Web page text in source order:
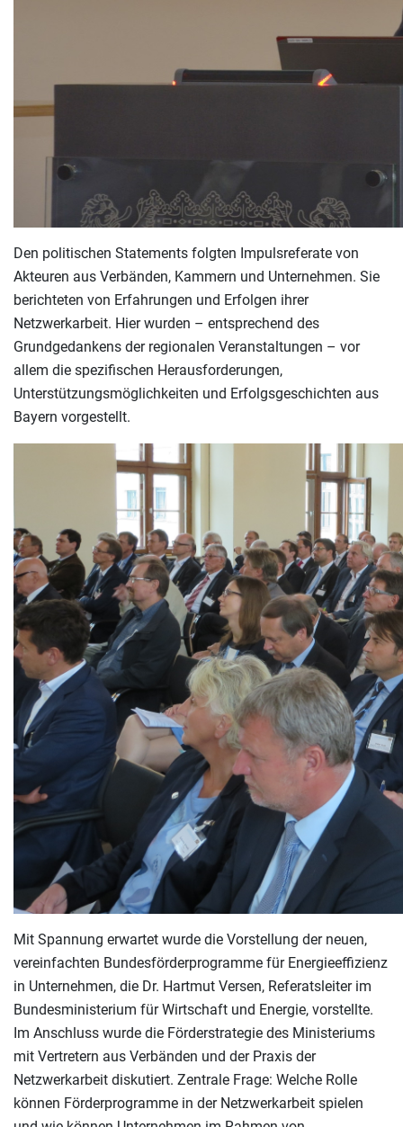
Den politischen Statements folgten Impulsreferate von
Akteuren aus Verbänden, Kammern und Unternehmen. Sie
berichteten von Erfahrungen und Erfolgen ihrer
Netzwerkarbeit. Hier wurden – entsprechend des
Grundgedankens der regionalen Veranstaltungen – vor
allem die spezifischen Herausforderungen,
Unterstützungsmöglichkeiten und Erfolgsgeschichten aus
Bayern vorgestellt.
Mit Spannung erwartet wurde die Vorstellung der neuen,
vereinfachten Bundesförderprogramme für Energieeffizienz
in Unternehmen, die Dr. Hartmut Versen, Referatsleiter im
Bundesministerium für Wirtschaft und Energie, vorstellte.
Im Anschluss wurde die Förderstrategie des Ministeriums
mit Vertretern aus Verbänden und der Praxis der
Netzwerkarbeit diskutiert. Zentrale Frage: Welche Rolle
können Förderprogramme in der Netzwerkarbeit spielen